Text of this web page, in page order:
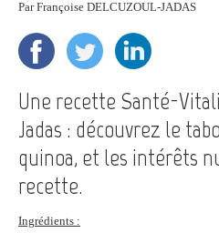
ParFrançoise DELCUZOUL-JADAS
Une recette Santé-
Jadas : découvrez le
quinoa, et les intérêts
recette.
Ingrédients :